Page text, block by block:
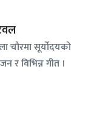
चौरमा सूर्योदयको
र विभिन्न गीत ।